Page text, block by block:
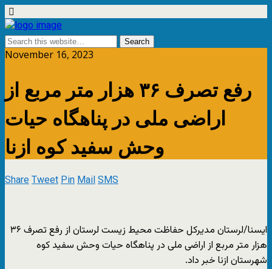
November 16, 2023
رفع تصرف ٣۶ هزار متر مربع از
اراضی ملی در پناهگاه حیات
وحش سفید کوه ازنا
ShareTweetPinMailSMS
ایسنا/لرستان
مدیرکل حفاظت محیط زیست لرستان از رفع تصرف ٣۶
هزار متر مربع از اراضی ملی در پناهگاه حیات وحش سفید کوه
شهرستان ازنا خبر داد.